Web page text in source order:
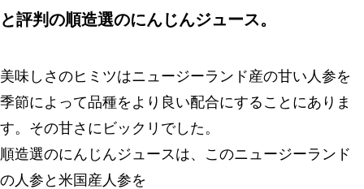
と評判の順造選のにんじんジュース。
美味しさのヒミツはニュージーランド産の甘い人参を
季節によって品種をより良い配合にすることにありま
す。その甘さにビックリでした。
順造選のにんじんジュースは、このニュージーランド
の人参と米国産人参を